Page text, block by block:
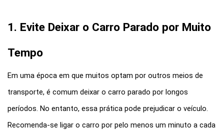
1. Evite Deixar o Carro Parado por Muito
Tempo
Em uma época em que muitos optam por outros meios de
transporte, é comum deixar o carro parado por longos
períodos. No entanto, essa prática pode prejudicar o veículo.
Recomenda-se ligar o carro por pelo menos um minuto a cada